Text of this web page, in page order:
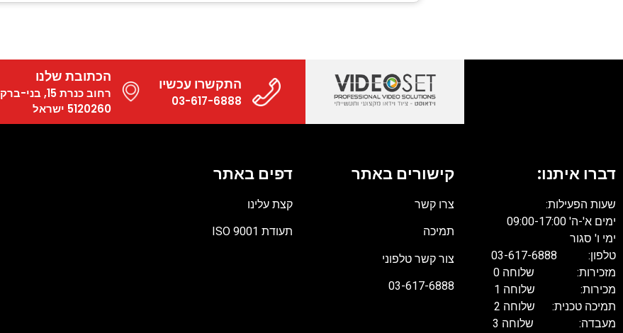
התקשרו עכשיו
03-617-6888
הכתובת שלנו
רחוב כנרת 15, בני-ברק
5120260 ישראל
דברו איתנו:
שעות הפעילות:
ימים א'-ה' 09:00-17:00
ימי ו' סגור
טלפון: 03-617-6888
מזכירות: שלוחה 0
מכירות: שלוחה 1
תמיכה טכנית: שלוחה 2
מעבדה: שלוחה 3
קישורים באתר
צרו קשר
תמיכה
צור קשר טלפוני
03-617-6888
דפים באתר
קצת עלינו
תעודת ISO 9001